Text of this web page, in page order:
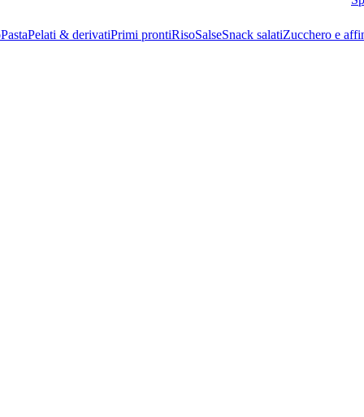
PastaPelati & derivatiPrimi prontiRisoSalseSnack salatiZucchero e